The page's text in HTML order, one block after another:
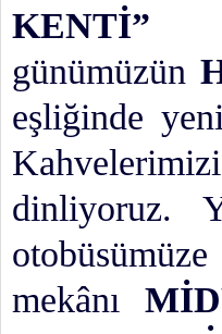
günümüzün
eşliğinde
dinliyoruz.
otobüsümüze
mekânı